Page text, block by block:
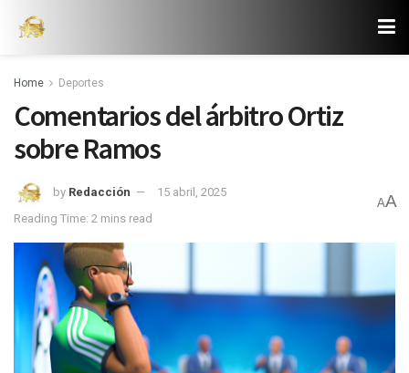
Home Deportes
Comentarios del árbitro Ortiz
sobre Ramos
by Redacción
15 abril, 2025
Reading Time: 2 mins read
AA